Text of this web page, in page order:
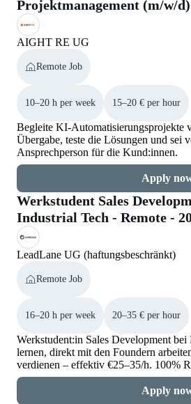
Projektmanagement (m/w/d)
AIGHT RE UG
Remote Job
10–20 h per week 15–20 € per hour
Begleite KI-Automatisierungsprojekte
Übergabe, teste die Lösungen und sei
Ansprechperson für die Kund:innen.
Apply
Werkstudent Sales
Industrial Tech - Remote -
LeadLane UG (haftungsbeschränkt)
Remote Job
16–20 h per week 20–35 € per hour
Werkstudent:in Sales Development bei
lernen, direkt mit den Foundern
verdienen – effektiv €25–35/h. 100%
Apply